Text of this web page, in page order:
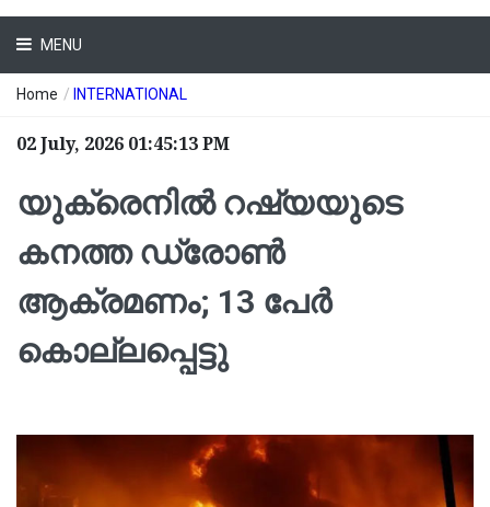
MENU
Home / INTERNATIONAL
02 July, 2026 01:45:13 PM
യുക്രെനിൽ റഷ്യയുടെ
കനത്ത ഡ്രോൺ
ആക്രമണം; 13 പേർ
കൊല്ലപ്പെട്ടു